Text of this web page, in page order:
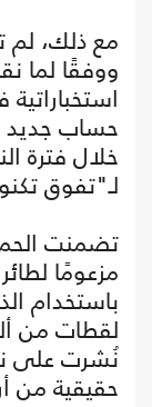
مع ذلك، لم
ووفقًا لما
حساب جديد
خلال فترة
لـ"تفوق
تضمنت
مزعومًا
باستخدام
نُشرت على
حقيقية من